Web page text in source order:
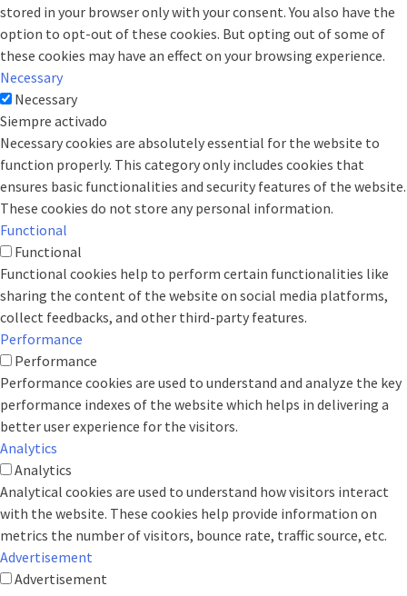
stored in your browser only with your consent. You also have the
option to opt-out of these cookies. But opting out of some of
these cookies may have an effect on your browsing experience.
Necessary
Necessary
Siempre activado
Necessary cookies are absolutely essential for the website to
function properly. This category only includes cookies that
ensures basic functionalities and security features of the website.
These cookies do not store any personal information.
Functional
Functional
Functional cookies help to perform certain functionalities like
sharing the content of the website on social media platforms,
collect feedbacks, and other third-party features.
Performance
Performance
Performance cookies are used to understand and analyze the key
performance indexes of the website which helps in delivering a
better user experience for the visitors.
Analytics
Analytics
Analytical cookies are used to understand how visitors interact
with the website. These cookies help provide information on
metrics the number of visitors, bounce rate, traffic source, etc.
Advertisement
Advertisement